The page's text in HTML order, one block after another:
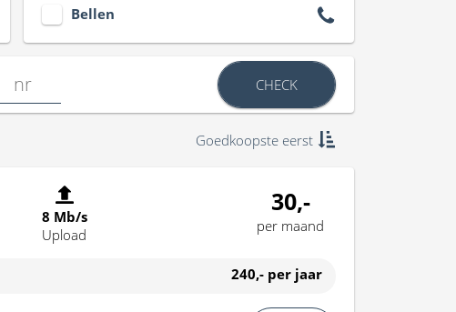
Bellen
CHECK
Goedkoopste eerst
8 Mb/s
Upload
30,-
per maand
240,- per jaar